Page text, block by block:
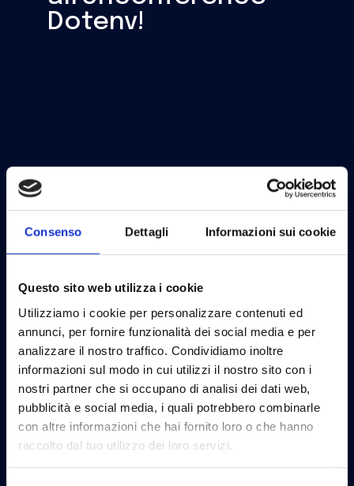
Consenso Dettagli Informazioni sui cookie
Questo sito web utilizza i cookie
Utilizziamo i cookie per personalizzare contenuti ed
annunci, per fornire funzionalità dei social media e per
analizzare il nostro traffico. Condividiamo inoltre
informazioni sul modo in cui utilizzi il nostro sito con i
nostri partner che si occupano di analisi dei dati web,
pubblicità e social media, i quali potrebbero combinarle
con altre informazioni che hai fornito loro o che hanno
raccolto dal tuo utilizzo dei loro servizi.
Dotenv!
Privacy Policy*